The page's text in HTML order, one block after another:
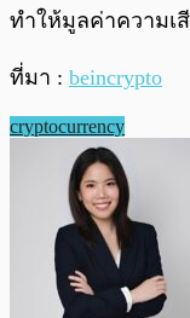
ทำให้มูลค่าความเ
ที่มา : beincrypto
cryptocurrency